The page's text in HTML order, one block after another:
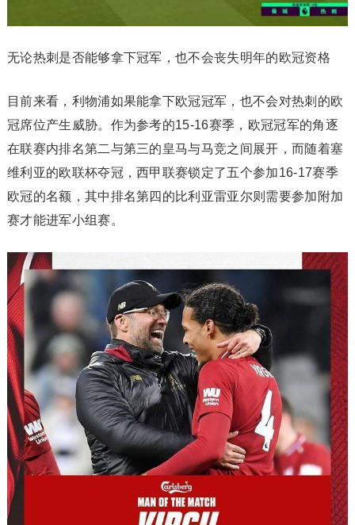
无论热刺是否能够拿下冠军，也不会丧失明年的欧冠资格
目前来看，利物浦如果能拿下欧冠冠军，也不会对热刺的欧
冠席位产生威胁。作为参考的15-16赛季，欧冠冠军的角逐
在联赛内排名第二与第三的皇马与马竞之间展开，而随着塞
维利亚的欧联杯夺冠，西甲联赛锁定了五个参加16-17赛季
欧冠的名额，其中排名第四的比利亚雷亚尔则需要参加附加
赛才能进军小组赛。